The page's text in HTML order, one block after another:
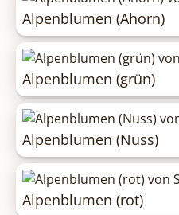
Alpenblumen (Ahorn)
Alpenblumen (grün)
Alpenblumen (Nuss)
Alpenblumen (rot)